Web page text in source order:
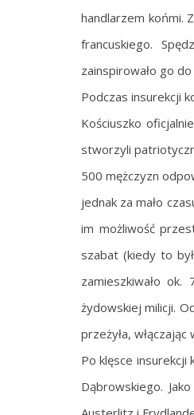
handlarzem końmi.
francuskiego.
zainspirowało go
Podczas insurekcji
Kościuszko
stworzyli
500 mężczyzn
jednak za mało
im możliwość
szabat (kiedy to
zamieszkiwało
żydowskiej milicji.
przeżyła,
Po klęsce insurekcji
Dąbrowskiego.